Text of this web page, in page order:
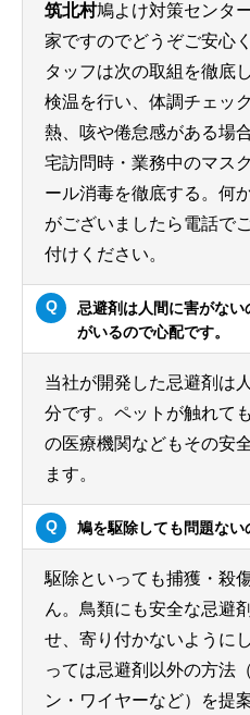
筑北村鳩よけ対策センタ
家ですのでどうぞご安心
タッフは次の取組を徹底
検温を行い、体調チェッ
熱、咳や倦怠感がある場
宅訪問時・業務中のマス
ール消毒を徹底する。何
がございましたら電話で
付けください。
忌避剤は人間に害がな
がいるので心配です。
当社が開発した忌避剤は
分です。ペットが触れて
の医療機関などもその安
ます。
鳩を駆除しても問題ない
駆除といっても捕獲・殺
ん。鳥類にも安全な忌避
せ、寄り付かないように
っては忌避剤以外の方法
ン・ワイヤーなど）を提